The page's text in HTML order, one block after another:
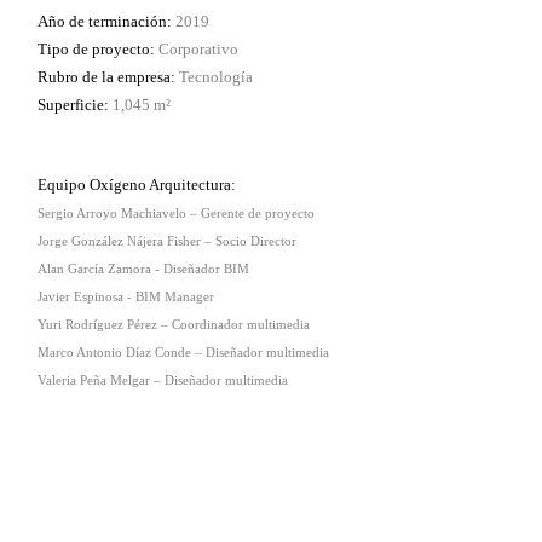
Año de terminación: 2019
Tipo de proyecto: Corporativo
Rubro de la empresa: Tecnología
Superficie: 1,045 m²
Equipo Oxígeno Arquitectura:
Sergio Arroyo Machiavelo – Gerente de proyecto
Jorge González Nájera Fisher – Socio Director
Alan García Zamora - Diseñador BIM
Javier Espinosa - BIM Manager
Yuri Rodríguez Pérez – Coordinador multimedia
Marco Antonio Díaz Conde – Diseñador multimedia
Valeria Peña Melgar – Diseñador multimedia